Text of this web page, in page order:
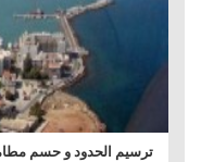
ترسيم الحدود و حسم